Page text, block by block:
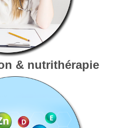
& nutrithérapie